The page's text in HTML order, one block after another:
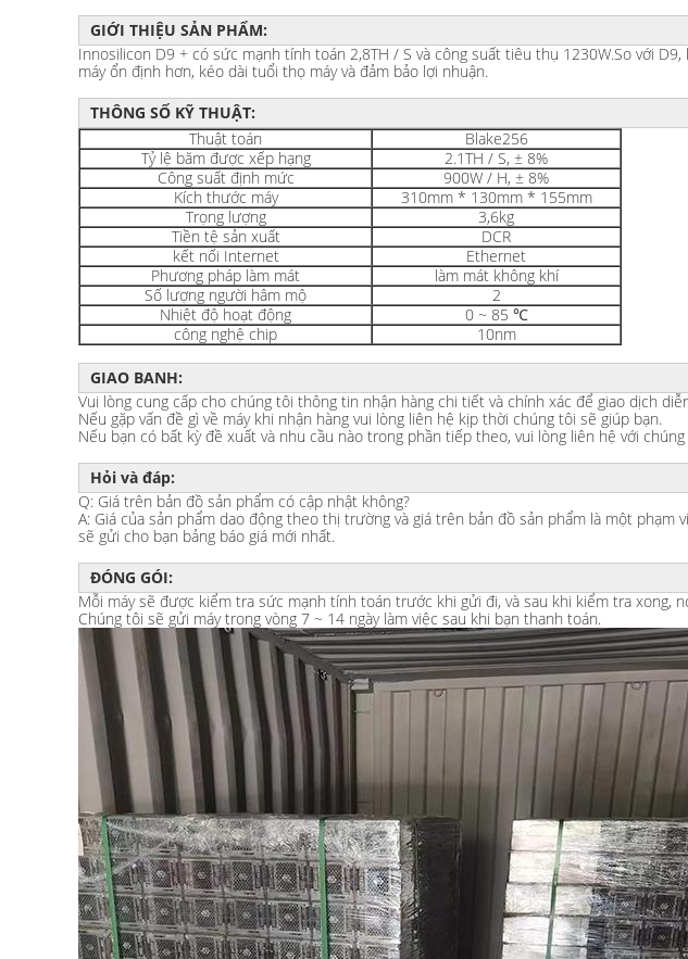
GIỚI THIỆU SẢN PHẨM:
Innosilicon D9 + có sức mạnh tính toán 2,8TH / S và công suất tiêu thụ 1230W.So với
máy ổn định hơn, kéo dài tuổi thọ máy và đảm bảo lợi nhuận.
THÔNG SỐ KỸ THUẬT:
Thuật toán
Blake256
Tỷ lệ băm được xếp hạng
2.1TH / S, ± 8%
Công suất định mức
900W / H, ± 8%
Kích thước máy
310mm * 130mm * 155mm
Trọng lượng
3,6kg
Tiền tệ sản xuất
DCR
kết nối Internet
Ethernet
Phương pháp làm mát
làm mát không khí
Số lượng người hâm mộ
2
Nhiệt độ hoạt động
0 ~ 85 ℃
công nghệ chip
10nm
GIAO BANH:
Vui lòng cung cấp cho chúng tôi thông tin nhận hàng chi tiết và chính xác để giao dịch
Nếu gặp vấn đề gì về máy khi nhận hàng vui lòng liên hệ kịp thời chúng tôi sẽ giúp bạn.
Nếu bạn có bất kỳ đề xuất và nhu cầu nào trong phần tiếp theo, vui lòng liên hệ với
Hỏi và đáp:
Q: Giá trên bản đồ sản phẩm có cập nhật không?
A: Giá của sản phẩm dao động theo thị trường và giá trên bản đồ sản phẩm là một
sẽ gửi cho bạn bảng báo giá mới nhất.
ĐÓNG GÓI:
Mỗi máy sẽ được kiểm tra sức mạnh tính toán trước khi gửi đi, và sau khi kiểm tra xong,
Chúng tôi sẽ gửi máy trong vòng 7 ~ 14 ngày làm việc sau khi bạn thanh toán.